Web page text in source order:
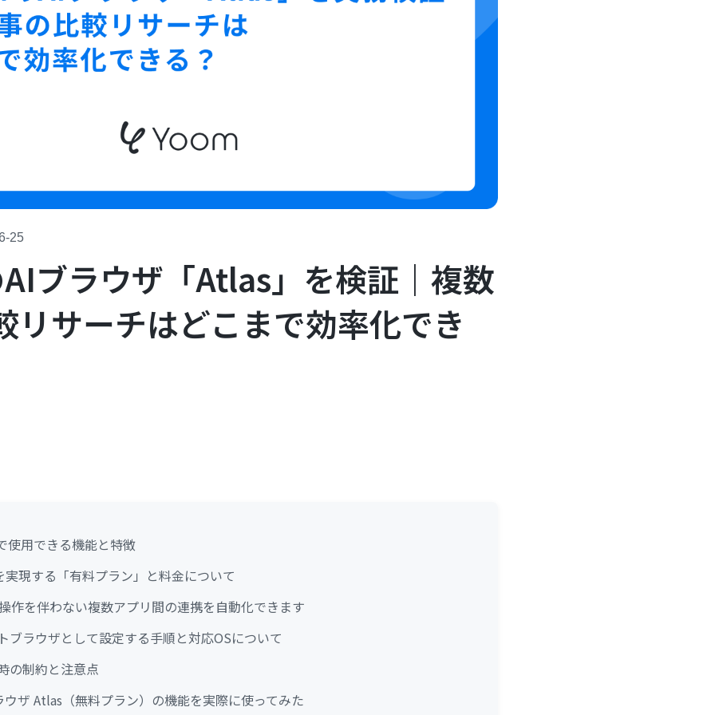
25
ブラウザ「Atlas」を検証｜複数
リサーチはどこまで効率化でき
使用できる機能と特徴
現する「有料プラン」と料金について
作を伴わない複数アプリ間の連携を自動化できます
ブラウザとして設定する手順と対応OSについて
の制約と注意点
ザ Atlas（無料プラン）の機能を実際に使ってみた